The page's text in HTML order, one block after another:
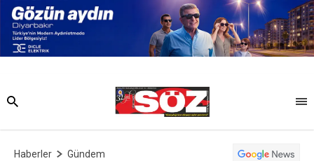
Haberler Gündem